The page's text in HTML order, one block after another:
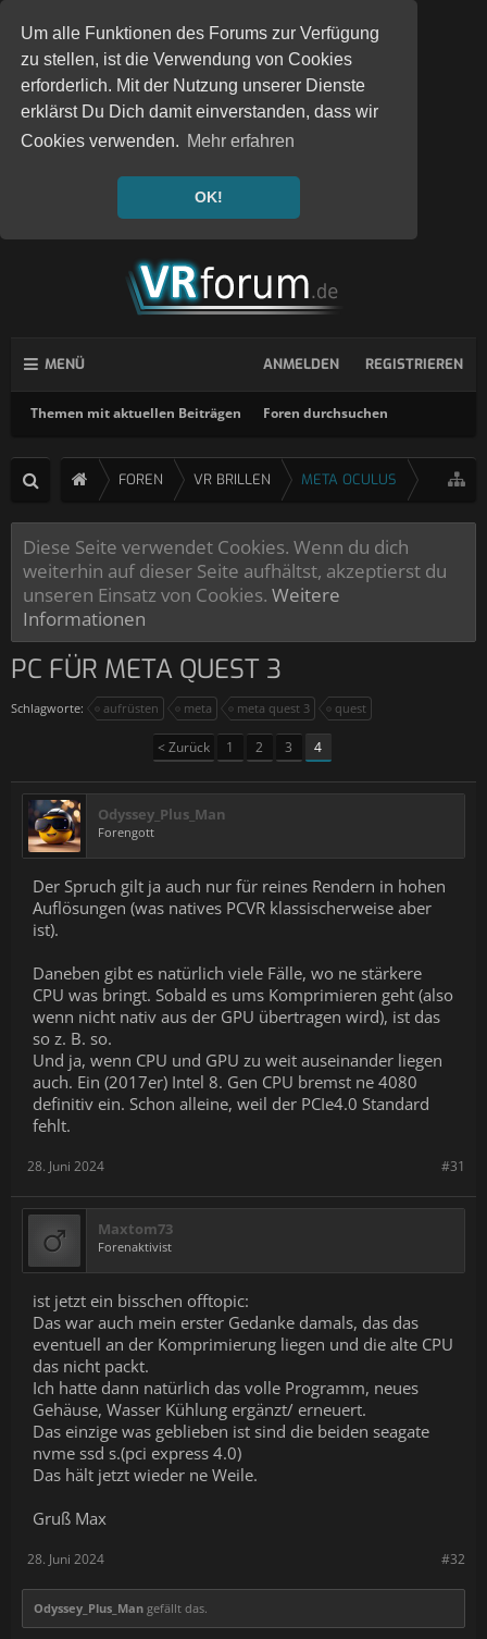
Um alle Funktionen des Forums zur Verfügung
zu stellen, ist die Verwendung von Cookies
erforderlich. Mit der Nutzung unserer Dienste
erklärst Du Dich damit einverstanden, dass wir
Cookies verwenden. Mehr erfahren
OK!
MENÜ
Themen mit aktuellen Beiträgen Foren durchsuchen
ANMELDEN REGISTRIEREN
FOREN VR BRILLEN META OCULUS
Diese Seite verwendet Cookies. Wenn du dich
weiterhin auf dieser Seite aufhältst, akzeptierst du
unseren Einsatz von Cookies. Weitere
Informationen
PC FÜR META QUEST 3
Schlagworte: aufrüsten meta meta quest 3 quest
< Zurück 1 2 3 4
Odyssey_Plus_Man
Forengott
Der Spruch gilt ja auch nur für reines Rendern in hohen
Auflösungen (was natives PCVR klassischerweise aber
ist).
Daneben gibt es natürlich viele Fälle, wo ne stärkere
CPU was bringt. Sobald es ums Komprimieren geht (also
wenn nicht nativ aus der GPU übertragen wird), ist das
so z. B. so.
Und ja, wenn CPU und GPU zu weit auseinander liegen
auch. Ein (2017er) Intel 8. Gen CPU bremst ne 4080
definitiv ein. Schon alleine, weil der PCIe4.0 Standard
fehlt.
#31
28. Juni 2024
Maxtom73
Forenaktivist
ist jetzt ein bisschen offtopic:
Das war auch mein erster Gedanke damals, das das
eventuell an der Komprimierung liegen und die alte CPU
das nicht packt.
Ich hatte dann natürlich das volle Programm, neues
Gehäuse, Wasser Kühlung ergänzt/ erneuert.
Das einzige was geblieben ist sind die beiden seagate
nvme ssd s.(pci express 4.0)
Das hält jetzt wieder ne Weile.
Gruß Max
#32
28. Juni 2024
Odyssey_Plus_Man gefällt das.